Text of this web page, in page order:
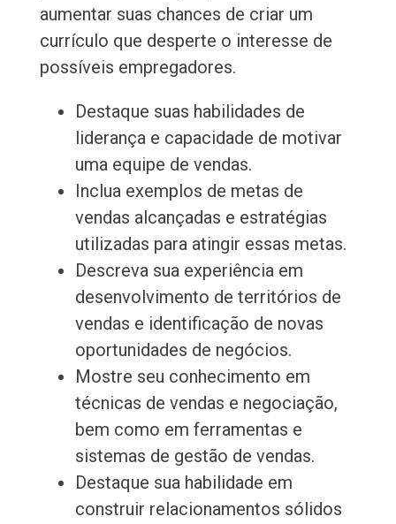
aumentar suas chances de criar um
currículo que desperte o interesse de
possíveis empregadores.
Destaque suas habilidades de
liderança e capacidade de motivar
uma equipe de vendas.
Inclua exemplos de metas de
vendas alcançadas e estratégias
utilizadas para atingir essas metas.
Descreva sua experiência em
desenvolvimento de territórios de
vendas e identificação de novas
oportunidades de negócios.
Mostre seu conhecimento em
técnicas de vendas e negociação,
bem como em ferramentas e
sistemas de gestão de vendas.
Destaque sua habilidade em
construir relacionamentos sólidos